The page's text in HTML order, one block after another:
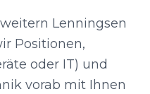
Lenningsen
Positionen,
oder IT) und
vorab mit Ihnen